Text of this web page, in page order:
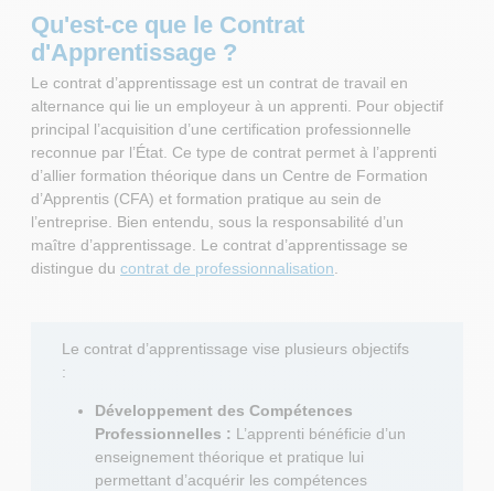
Qu'est-ce que le Contrat
d'Apprentissage ?
Le contrat d’apprentissage est un contrat de travail en
alternance qui lie un employeur à un apprenti. Pour objectif
principal l’acquisition d’une certification professionnelle
reconnue par l’État. Ce type de contrat permet à l’apprenti
d’allier formation théorique dans un Centre de Formation
d’Apprentis (CFA) et formation pratique au sein de
l’entreprise. Bien entendu, sous la responsabilité d’un
maître d’apprentissage. Le contrat d’apprentissage se
distingue du contrat de professionnalisation
Le contrat d’apprentissage vise plusieurs objectifs
:
Développement des Compétences
Professionnelles : L’apprenti bénéficie d’un
enseignement théorique et pratique lui
permettant d’acquérir les compétences